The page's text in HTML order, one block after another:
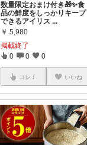
数量限定おまけ付き🎁✨食
品の鮮度をしっかりキープ
できるアイリス ...
￥ 5,980
掲載終了
0 0 0
コレ いいね